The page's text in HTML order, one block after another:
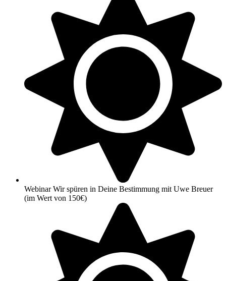
Webinar Wir spüren in Deine Bestimmung mit Uwe Breuer
(im Wert von 150€)